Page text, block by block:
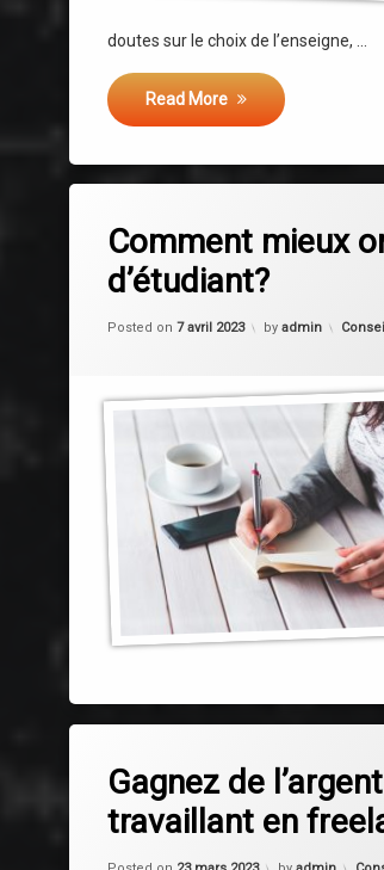
doutes sur le choix de l’enseigne, …
Read More
Comment mieux
d’étudiant?
Posted on 7 avril 2023 by admin
Gagnez de
travaillant en